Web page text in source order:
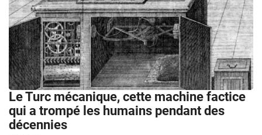
Le Turc mécanique, cette machine factice
qui a trompé les humains pendant des
décennies